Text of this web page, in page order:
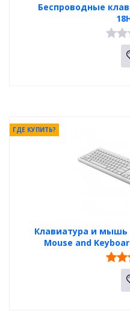
Беспроводные
Клавиатура и мышь
Mouse and
ГДЕ КУПИТЬ?